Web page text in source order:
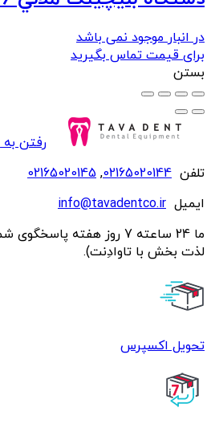
در انبار موجود نمی باشد
برای قیمت تماس بگیرید
بستن
رفتن به
تلفن 02165020144
,
02165020145
ایمیل info@tavadentco.ir
ما 24 ساعته 7 روز هفته
لذت بخش با تاوادِنت).
تحویل اکسپرس